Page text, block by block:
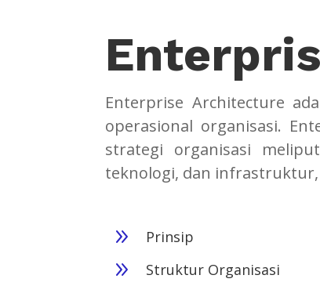
Enterprise Architecture
operasional organisasi.
strategi organisasi
teknologi, dan
9 Prinsip
9 Struktur Organisasi